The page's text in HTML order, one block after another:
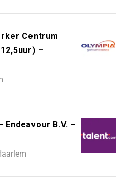
Centrum
–
Endeavour B.V. –